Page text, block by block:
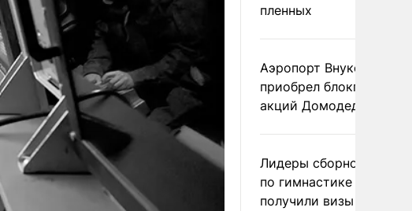
пленных
Аэропорт Внуково
приобрел блокпакет
акций Домодедово
Лидеры сборной
по гимнастике не
получили визы для